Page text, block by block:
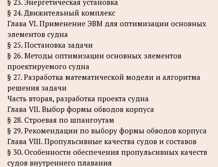
§ 24. Движительный комплекс
Глава VI. Применение ЭВМ для оптимизации основных
элементов судна
§ 25. Постановка задачи
§ 26. Методы оптимизации основных элементов
проектируемого судна
§ 27. Разработка математической модели и алгоритма
решения задачи
Часть вторая, разработка проекта судна
Глава VII. Выбор формы обводов корпуса
§ 28. Строевая по шпангоутам
§ 29. Рекомендации по выбору формы обводов корпуса
Глава VIII. Пропульсивные качества судов и составов
§ 30. Особенности обеспечения пропульсивных качеств
судов внутреннего плавания